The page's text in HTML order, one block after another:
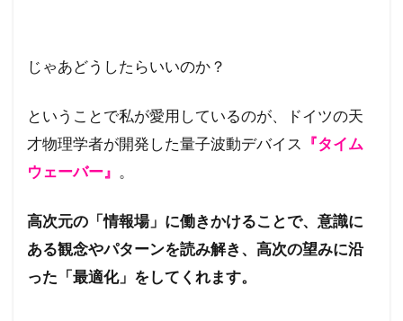
じゃあどうしたらいいのか？
ということで私が愛用しているのが、ドイツの天
才物理学者が開発した量子波動デバイス
『タイム
ウェーバー』 。
高次元の「情報場」に働きかけることで、意識に
ある観念やパターンを読み解き、高次の望みに沿
った「最適化」をしてくれます。